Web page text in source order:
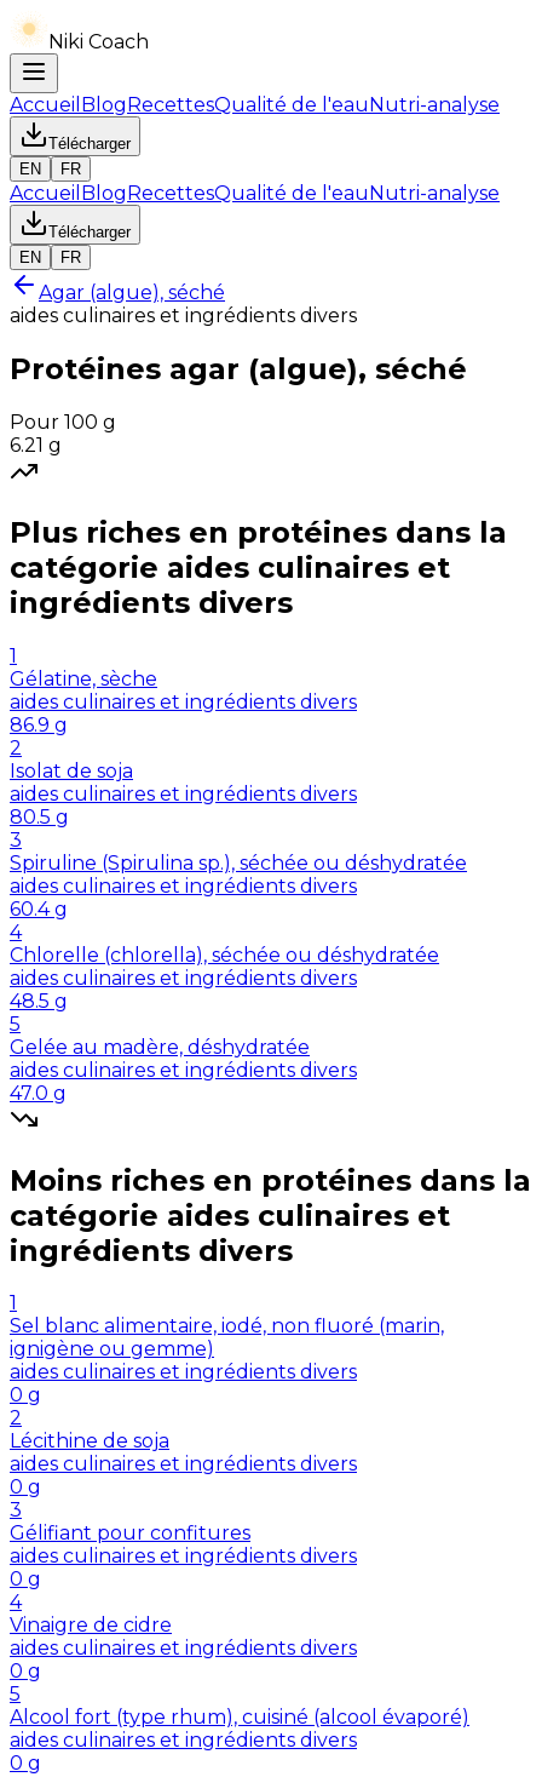
Niki Coach
Accueil BlogRecettesQualité de l'eauNutri-analyse
Télécharger
EN
FR
Accueil BlogRecettesQualité de l'eauNutri-analyse
Télécharger
EN
FR
Agar (algue), séché
aides culinaires et ingrédients divers
Protéines agar (algue), séché
Pour 100 g
6.21 g
Plus riches en protéines dans la
catégorie aides culinaires et
ingrédients divers
1
Gélatine, sèche
aides culinaires et ingrédients divers
86.9 g
2
Isolat de soja
aides culinaires et ingrédients divers
80.5 g
3
Spiruline (Spirulina sp.), séchée ou déshydratée
aides culinaires et ingrédients divers
60.4 g
4
Chlorelle (chlorella), séchée ou déshydratée
aides culinaires et ingrédients divers
48.5 g
5
Gelée au madère, déshydratée
aides culinaires et ingrédients divers
47.0 g
Moins riches en protéines dans la
catégorie aides culinaires et
ingrédients divers
1
Sel blanc alimentaire, iodé, non fluoré (marin,
ignigène ou gemme)
aides culinaires et ingrédients divers
0 g
2
Lécithine de soja
aides culinaires et ingrédients divers
0 g
3
Gélifiant pour confitures
aides culinaires et ingrédients divers
0 g
4
Vinaigre de cidre
aides culinaires et ingrédients divers
0 g
5
Alcool fort (type rhum), cuisiné (alcool évaporé)
aides culinaires et ingrédients divers
0 g